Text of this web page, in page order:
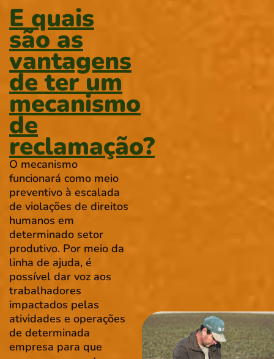
E quais
são as
vantagens
de ter um
mecanismo
de
reclamação?
O mecanismo
funcionará como meio
preventivo à escalada
de violações de direitos
humanos em
determinado setor
produtivo. Por meio da
linha de ajuda, é
possível dar voz aos
trabalhadores
impactados pelas
atividades e operações
de determinada
empresa para que